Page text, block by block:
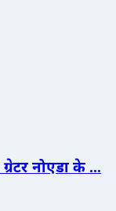
नोएडा के ...